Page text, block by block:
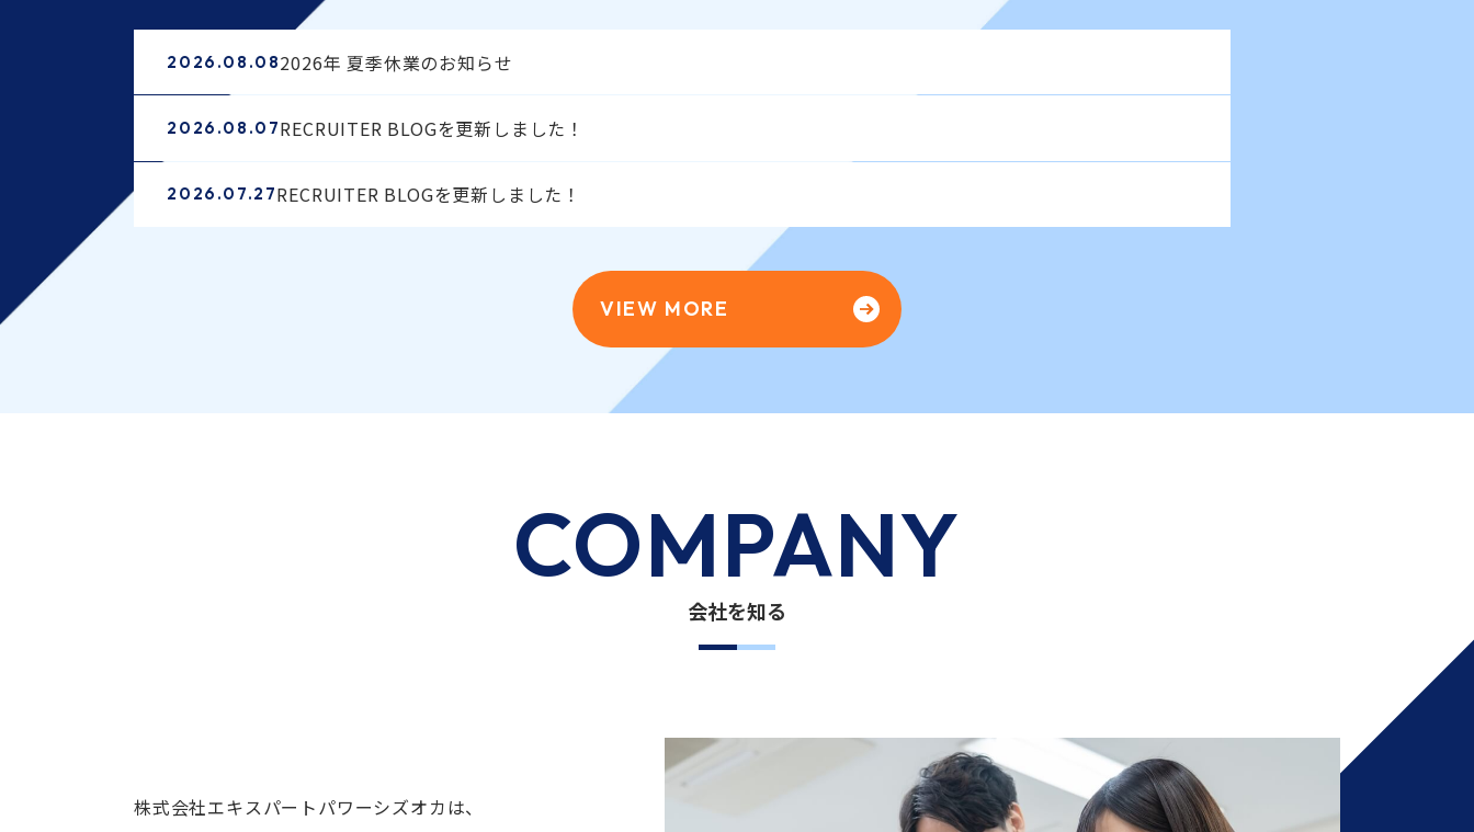
2026.08.082026年 夏季休業のお知らせ
2026.08.07RECRUITER BLOGを更新しました！
2026.07.27RECRUITER BLOGを更新しました！
VIEW MORE
COMPANY
会社を知る
株式会社エキスパートパワーシズオカは、